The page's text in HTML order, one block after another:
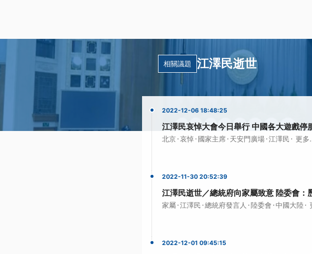
相關議題 江澤民逝世
2022-12-06 18:48:25
江澤民哀悼大會今日舉行 中國各大遊戲停
北京·哀悼· 國家主席· 天安門廣場·江澤民 · 更多
2022-11-30 20:52:39
江澤民逝世／總統府向家屬致意 陸委會：
家屬·江澤民 ·總統府發言人 ·陸委會 ·中國大陸 ·
2022-12-01 09:45:15